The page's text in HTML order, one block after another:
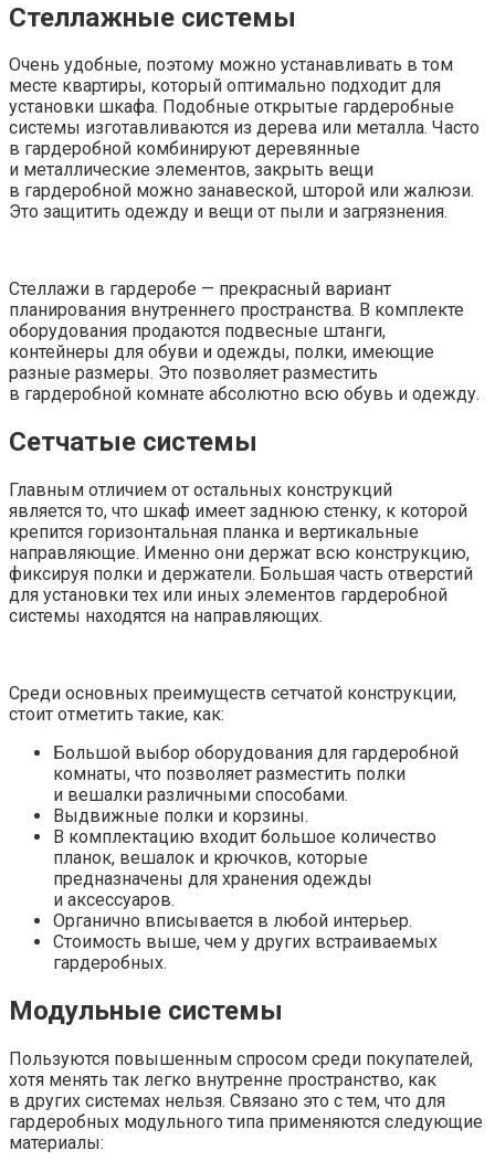
Стеллажные системы
Очень удобные, поэтому можно устанавливать в том
месте квартиры, который оптимально подходит для
установки шкафа. Подобные открытые гардеробные
системы изготавливаются из дерева или металла. Часто
в гардеробной комбинируют деревянные
и металлические элементов, закрыть вещи
в гардеробной можно занавеской, шторой или жалюзи.
Это защитить одежду и вещи от пыли и загрязнения.
Стеллажи в гардеробе — прекрасный вариант
планирования внутреннего пространства. В комплекте
оборудования продаются подвесные штанги,
контейнеры для обуви и одежды, полки, имеющие
разные размеры. Это позволяет разместить
в гардеробной комнате абсолютно всю обувь и одежду.
Сетчатые системы
Главным отличием от остальных конструкций
является то, что шкаф имеет заднюю стенку, к которой
крепится горизонтальная планка и вертикальные
направляющие. Именно они держат всю конструкцию,
фиксируя полки и держатели. Большая часть отверстий
для установки тех или иных элементов гардеробной
системы находятся на направляющих.
Среди основных преимуществ сетчатой конструкции,
стоит отметить такие, как:
Большой выбор оборудования для гардеробной
комнаты, что позволяет разместить полки
и вешалки различными способами.
Выдвижные полки и корзины.
В комплектацию входит большое количество
планок, вешалок и крючков, которые
предназначены для хранения одежды
и аксессуаров.
Органично вписывается в любой интерьер.
Стоимость выше, чем у других встраиваемых
гардеробных.
Модульные системы
Пользуются повышенным спросом среди покупателей,
хотя менять так легко внутренне пространство, как
в других системах нельзя. Связано это с тем, что для
гардеробных модульного типа применяются следующие
материалы: